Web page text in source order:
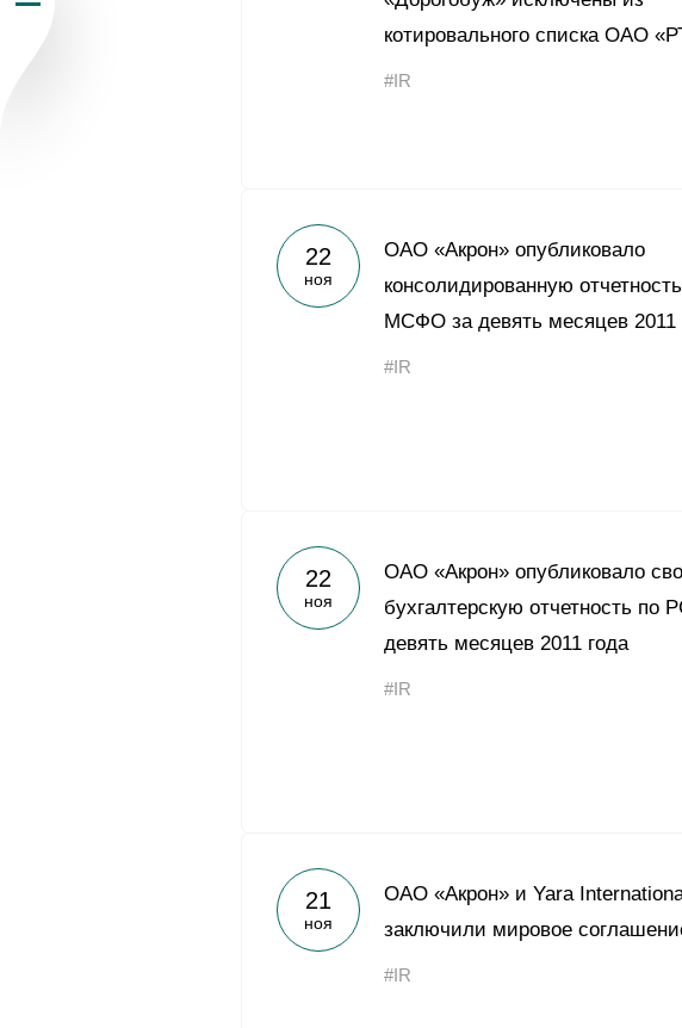
Пресс-центркотировального списка ОАО
#IR
22
ноя
ОАО «Акрон» опубликовало
консолидированную
МСФО за девять месяцев 2011
#IR
22
ноя
ОАО «Акрон» опубликовало
бухгалтерскую отчетность по
девять месяцев 2011 года
#IR
21
ноя
ОАО «Акрон» и Yara
заключили мировое
#IR